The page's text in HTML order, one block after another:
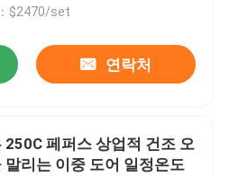
$2470/set
연락처
250C 페퍼스 상업적 건조 오
말리는 이중 도어 일정온도